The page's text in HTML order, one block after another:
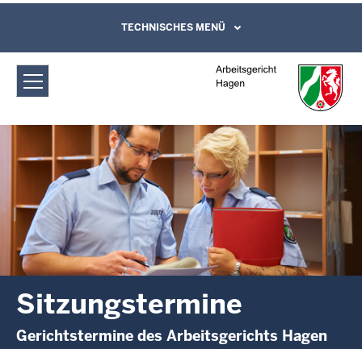
Arbeitsgericht Hagen: Sitzungstermine
Direkt zum Inhalt
Leichte Sprache, Gebärdensprachenvideo
und Kontaktformular
TECHNISCHES MENÜ
Sitzungstermine
Gerichtstermine des Arbeitsgerichts Hagen